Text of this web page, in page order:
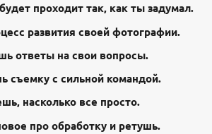
проходит так, как ты задумал.
развития своей фотографии.
ответы на свои вопросы.
съемку с сильной командой.
насколько все просто.
про обработку и ретушь.